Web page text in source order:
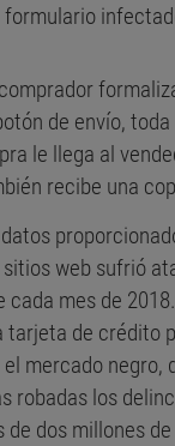
formulario
de envío,
le llega al
recibe una
web sufrió
mes de
tarjeta de crédito
mercado negro,
robadas los
de dos millones